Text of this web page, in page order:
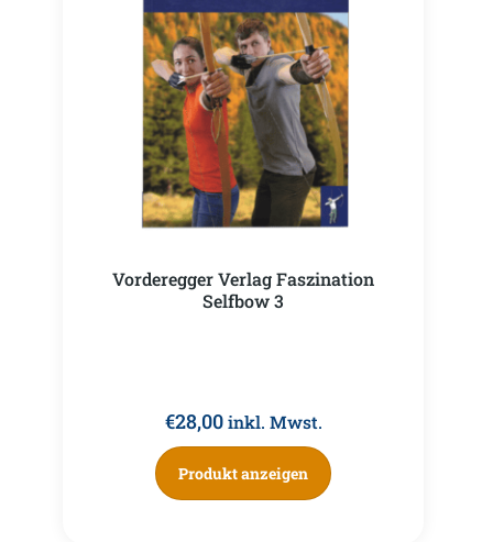
Vorderegger Verlag Faszination
Selfbow 3
€28,00 inkl. Mwst.
Produkt anzeigen